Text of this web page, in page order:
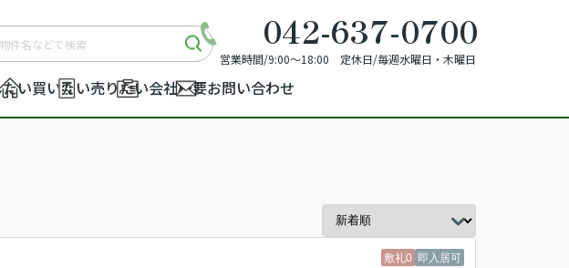
042-637-0700
営業時間/9:00～18:00 定休日/毎週水曜日・木曜日
い買いたい売りたい会社概要お問い合わせ
敷礼0 即入居可